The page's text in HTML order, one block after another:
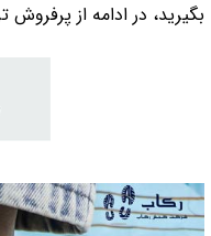
بگیرید، در ادامه از